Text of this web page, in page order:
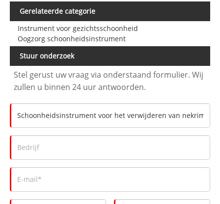
Gerelateerde categorie
Instrument voor gezichtsschoonheid
Oogzorg schoonheidsinstrument
Stuur onderzoek
Stel gerust uw vraag via onderstaand formulier. Wij
zullen u binnen 24 uur antwoorden.